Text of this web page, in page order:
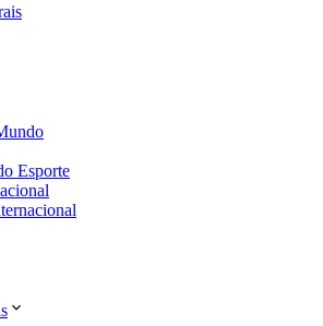
Esporte